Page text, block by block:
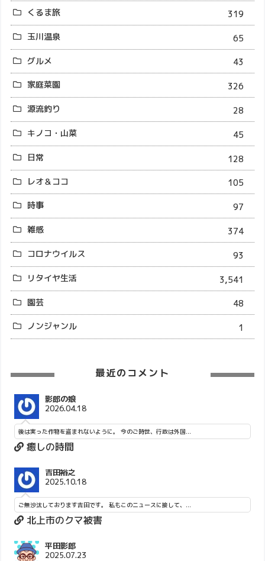
くるま旅
319
玉川温泉
65
グルメ
43
家庭菜園
326
源流釣り
28
キノコ・山菜
45
日常
128
レオ＆ココ
105
時事
97
雑感
374
コロナウイルス
93
リタイヤ生活
3,541
園芸
48
ノンジャンル
1
最近のコメント
影郎の娘
2026.04.18
後は実った作物を盗まれないように。 今のご時世、行政は外国...
癒しの時間
吉田裕之
2025.10.18
ご無沙汰しております吉田です。 私もこのニュースに接して、...
北上市のクマ被害
平田影郎
2025.07.23